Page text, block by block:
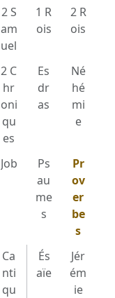
2 S
am
uel
1 R
ois
2 R
ois
2 C
hr
oni
qu
es
Es
dr
as
Né
hé
mi
e
Job
Ps
au
me
s
Pr
ov
er
be
s
Ca
nti
qu
És
aïe
Jér
ém
ie